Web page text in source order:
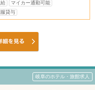
マイカー通勤可能
貸与
岐阜のホテル・旅館求人